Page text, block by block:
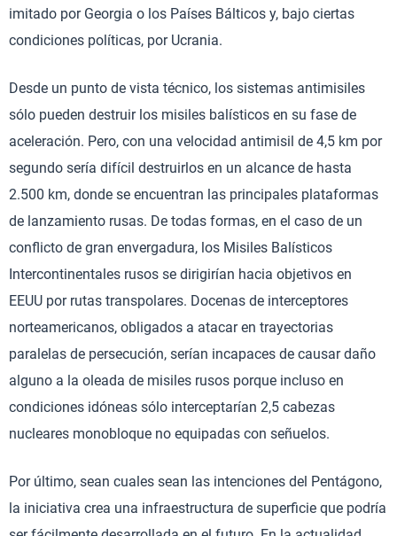
imitado por Georgia o los Países Bálticos y, bajo ciertas
condiciones políticas, por Ucrania.
Desde un punto de vista técnico, los sistemas antimisiles
sólo pueden destruir los misiles balísticos en su fase de
aceleración. Pero, con una velocidad antimisil de 4,5 km por
segundo sería difícil destruirlos en un alcance de hasta
2.500 km, donde se encuentran las principales plataformas
de lanzamiento rusas. De todas formas, en el caso de un
conflicto de gran envergadura, los Misiles Balísticos
Intercontinentales rusos se dirigirían hacia objetivos en
EEUU por rutas transpolares. Docenas de interceptores
norteamericanos, obligados a atacar en trayectorias
paralelas de persecución, serían incapaces de causar daño
alguno a la oleada de misiles rusos porque incluso en
condiciones idóneas sólo interceptarían 2,5 cabezas
nucleares monobloque no equipadas con señuelos.
Por último, sean cuales sean las intenciones del Pentágono,
la iniciativa crea una infraestructura de superficie que podría